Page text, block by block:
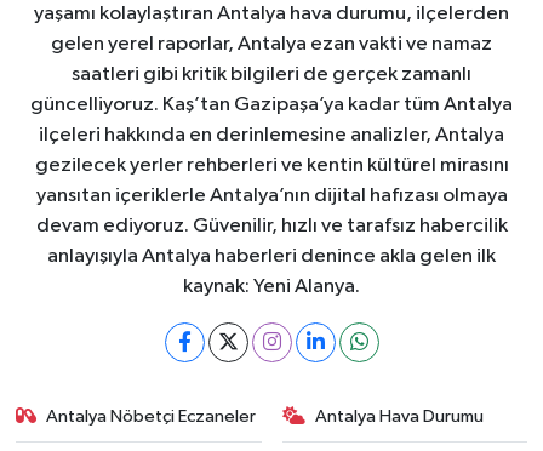
yaşamı kolaylaştıran Antalya hava durumu, ilçelerden
gelen yerel raporlar, Antalya ezan vakti ve namaz
saatleri gibi kritik bilgileri de gerçek zamanlı
güncelliyoruz. Kaş’tan Gazipaşa’ya kadar tüm Antalya
ilçeleri hakkında en derinlemesine analizler, Antalya
gezilecek yerler rehberleri ve kentin kültürel mirasını
yansıtan içeriklerle Antalya’nın dijital hafızası olmaya
devam ediyoruz. Güvenilir, hızlı ve tarafsız habercilik
anlayışıyla Antalya haberleri denince akla gelen ilk
kaynak: Yeni Alanya.
Antalya Nöbetçi Eczaneler Antalya Hava Durumu